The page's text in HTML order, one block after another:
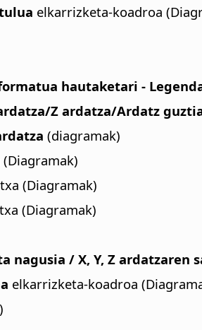
elkarrizketa-koadroa
hautaketari -
Z ardatza/Ardatz
(diagramak)
(Diagramak)
(Diagramak)
nagusia / X, Y, Z
elkarrizketa-koadroa